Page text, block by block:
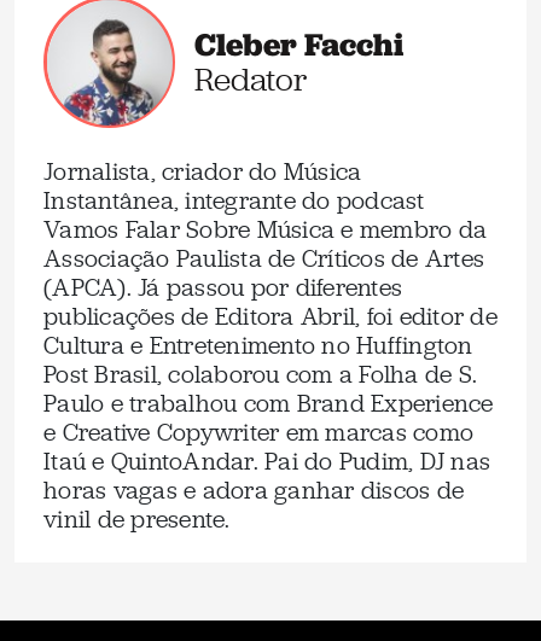
Cleber Facchi
Redator
Jornalista, criador do Música
Instantânea, integrante do podcast
Vamos Falar Sobre Música e membro da
Associação Paulista de Críticos de Artes
(APCA). Já passou por diferentes
publicações de Editora Abril, foi editor de
Cultura e Entretenimento no Huffington
Post Brasil, colaborou com a Folha de S.
Paulo e trabalhou com Brand Experience
e Creative Copywriter em marcas como
Itaú e QuintoAndar. Pai do Pudim, DJ nas
horas vagas e adora ganhar discos de
vinil de presente.